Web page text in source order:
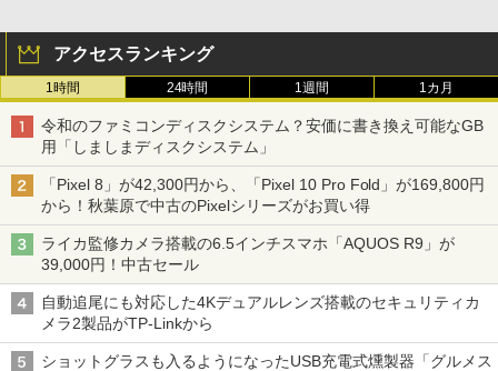
アクセスランキング
1時間 24時間 1週間 1カ月
令和のファミコンディスクシステム？安価に書き換え可能なGB
用「しましまディスクシステム」
「Pixel 8」が42,300円から、「Pixel 10 Pro Fold」が169,800円
から！秋葉原で中古のPixelシリーズがお買い得
ライカ監修カメラ搭載の6.5インチスマホ「AQUOS R9」が
39,000円！中古セール
自動追尾にも対応した4Kデュアルレンズ搭載のセキュリティカ
メラ2製品がTP-Linkから
ショットグラスも入るようになったUSB充電式燻製器「グルメス